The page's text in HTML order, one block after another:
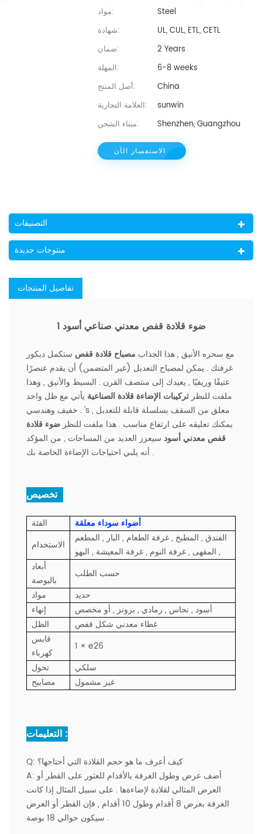
مواد:
Steel
شهادة:
UL, CUL, ETL, CETL
ضمان:
2 Years
المهلة:
6-8 weeks
أصل المنتج:
China
العلامة التجارية:
sunwin
ميناء الشحن:
Shenzhen, Guangzhou
الاستفسار الآن
التصنيفات
منتوجات جديدة
تفاصيل المنتجات
1 ضوء قلادة قفص معدني صناعي أسود
مع سحره الأنيق , هذا الجذاب مصباح قلادة قفص ستكمل ديكور
غرفتك . يمكن لمصباح التعديل (غير المتضمن) أن يقدم عنصرًا
عتيقًا وريفيًا , يعيدك إلى منتصف القرن . البسيط والأنيق , وهذا
ملفت للنظر تركيبات الإضاءة قلادة الصناعية يأتي مع ظل واحد
خفيف وهندسي . 's معلق من السقف بسلسلة قابلة للتعديل ,
يمكنك تعليقه على ارتفاع مناسب . هذا ملفت للنظر ضوء قلادة
قفص معدني أسود سيعزز العديد من المساحات , من المؤكد
أنه يلبي احتياجات الإضاءة الخاصة بك .
الفئة
أضواء سوداء معلقة
الاستخدام
الفندق , المطبخ , غرفة الطعام , البار , المطعم
, المقهى , غرفة النوم , غرفة المعيشة , البهو
أبعاد
بالبوصة
حسب الطلب
مواد
حديد
إنهاء
أسود , نحاس , رمادي , برونز , أو مخصص
الظل
غطاء معدني شكل قفص
قابس
كهرباء
1 × e26
تحول
سلكي
مصابيح
غير مشمول
التعليمات :
Q: كيف أعرف ما هو حجم القلادة التي أحتاجها؟
A:
العرض المثالي لقلادة لإضاءةها . على سبيل المثال إذا كانت
الغرفة بعرض 8 أقدام وطول 10 أقدام , فإن القطر أو العرض
سيكون حوالي 18 بوصة .